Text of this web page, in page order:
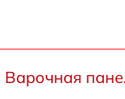
Варочная